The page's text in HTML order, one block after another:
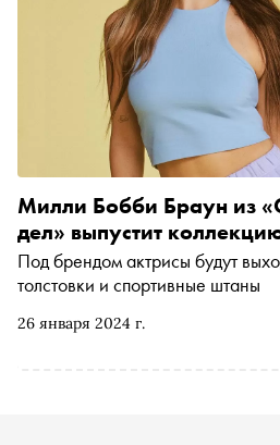
26 января 2024 г.
Милли Бобби Браун из
дел» выпустит
Под брендом актрисы будут
толстовки и спортивные штаны